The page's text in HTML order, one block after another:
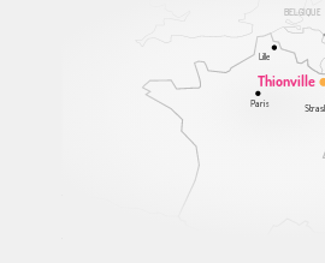
BELGIQUE
Thionville
Lille
Paris